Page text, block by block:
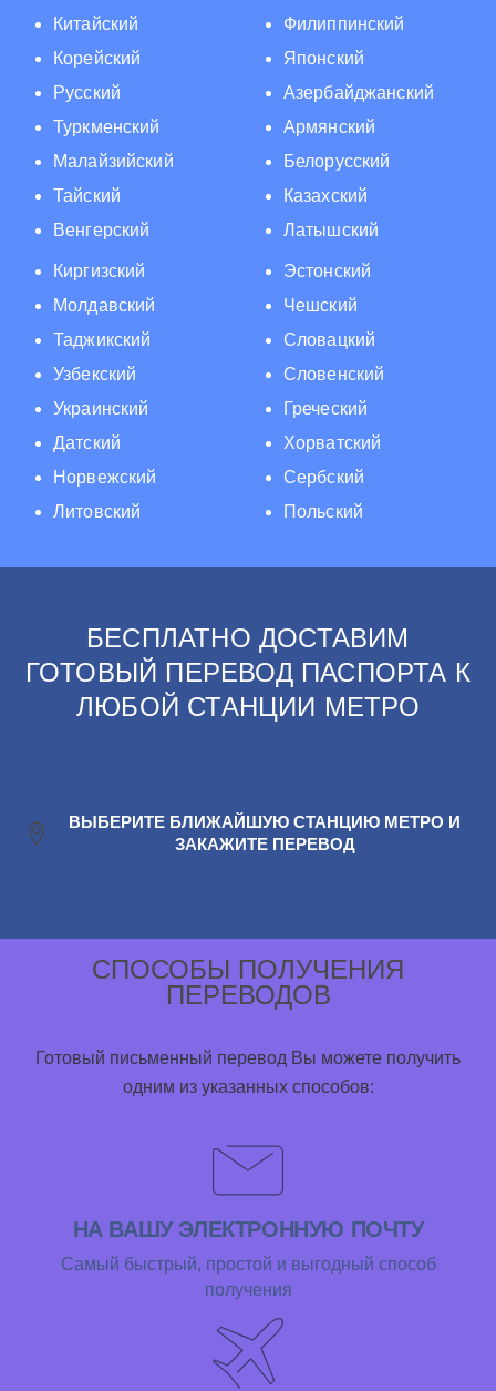
Китайский
Корейский
Русский
Туркменский
Малайзийский
Тайский
Венгерский
Филиппинский
Японский
Азербайджанский
Армянский
Белорусский
Казахский
Латышский
Киргизский
Молдавский
Таджикский
Узбекский
Украинский
Датский
Норвежский
Литовский
Эстонский
Чешский
Словацкий
Словенский
Греческий
Хорватский
Сербский
Польский
БЕСПЛАТНО ДОСТАВИМ
ГОТОВЫЙ ПЕРЕВОД ПАСПОРТА К
ЛЮБОЙ СТАНЦИИ МЕТРО
ВЫБЕРИТЕ БЛИЖАЙШУЮ СТАНЦИЮ МЕТРО И
ЗАКАЖИТЕ ПЕРЕВОД
СПОСОБЫ ПОЛУЧЕНИЯ
ПЕРЕВОДОВ
Готовый письменный перевод Вы можете получить
одним из указанных способов:
НА ВАШУ ЭЛЕКТРОННУЮ ПОЧТУ
Самый быстрый, простой и выгодный способ
получения